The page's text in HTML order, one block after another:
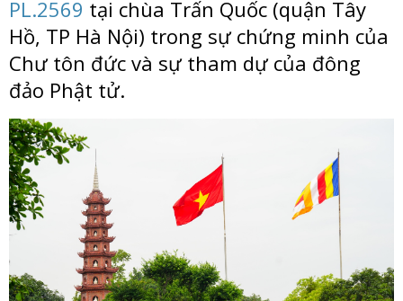
PL.2569 tại chùa Trấn Quốc (quận Tây
Hồ, TP Hà Nội) trong sự chứng minh của
Chư tôn đức và sự tham dự của đông
đảo Phật tử.